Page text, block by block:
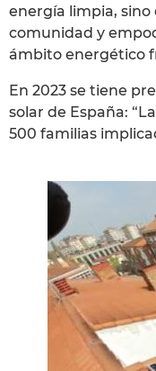
energía limpia,
comunidad y
ámbito energético
En 2023 se tiene
solar de España:
500 familias